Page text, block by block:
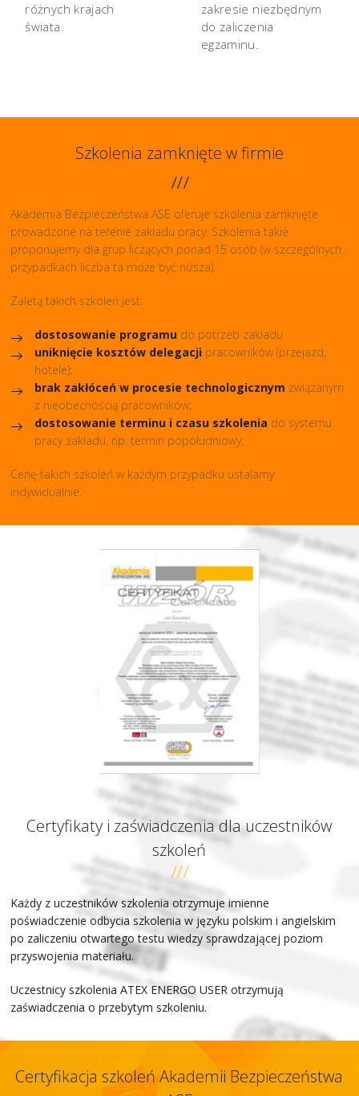
różnych krajach
świata.
zakresie niezbędnym
do zaliczenia
egzaminu.
Szkolenia zamknięte w firmie
Akademia Bezpieczeństwa ASE oferuje szkolenia zamknięte
prowadzone na terenie zakładu pracy. Szkolenia takie
proponujemy dla grup liczących ponad 15 osób (w szczególnych
przypadkach liczba ta może być niższa).
Zaletą takich szkoleń jest:
dostosowanie programu do potrzeb zakładu
uniknięcie kosztów delegacji pracowników (przejazd,
hotele);
brak zakłóceń w procesie technologicznym związanym
z nieobecnością pracowników;
dostosowanie terminu i czasu szkolenia do systemu
pracy zakładu, np. termin popołudniowy;
Cenę takich szkoleń w każdym przypadku ustalamy
indywidualnie.
Certyfikaty i zaświadczenia dla uczestników
szkoleń
Każdy z uczestników szkolenia otrzymuje imienne
poświadczenie odbycia szkolenia w języku polskim i angielskim
po zaliczeniu otwartego testu wiedzy sprawdzającej poziom
przyswojenia materiału.
Uczestnicy szkolenia ATEX ENERGO USER otrzymują
zaświadczenia o przebytym szkoleniu.
Certyfikacja szkoleń Akademii Bezpieczeństwa